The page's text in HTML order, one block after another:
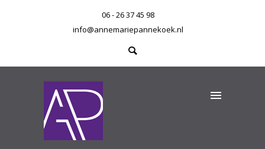
06 - 26 37 45 98
info@annemariepannekoek.nl